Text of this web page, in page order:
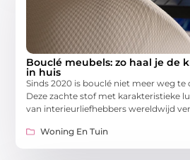
Bouclé meubels: zo haal je de
in huis
Sinds 2020 is bouclé niet meer weg
Deze zachte stof met karakteristieke
van interieurliefhebbers wereldwijd
Woning En Tuin